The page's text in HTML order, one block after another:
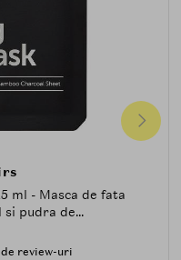
ml - Masca de fata
pudra de...
de review-uri